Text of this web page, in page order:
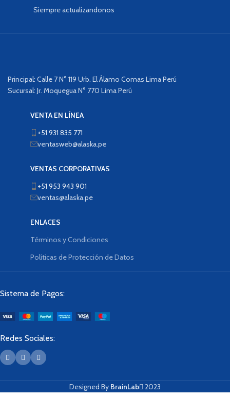
Siempre actualizandonos
Principal: Calle 7 N° 119 Urb. El Álamo Comas Lima Perú
Sucursal: Jr. Moquegua N° 770 Lima Perú
VENTA EN LÍNEA
+51 931 835 771
ventasweb@alaska.pe
VENTAS CORPORATIVAS
+51 953 943 901
ventas@alaska.pe
ENLACES
Términos y Condiciones
Políticas de Protección de Datos
Sistema de Pagos:
Redes Sociales:
Designed By BrainLab 2023